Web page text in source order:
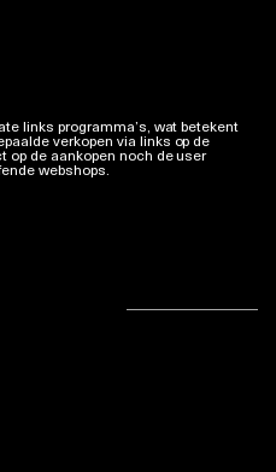
links programma’s, wat betekent
verkopen via links op de
op de aankopen noch de user
webshops.